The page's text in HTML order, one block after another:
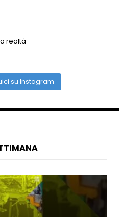
a Mogadiscio, aereo
come gli F16 intercettano
realtà
su Instagram